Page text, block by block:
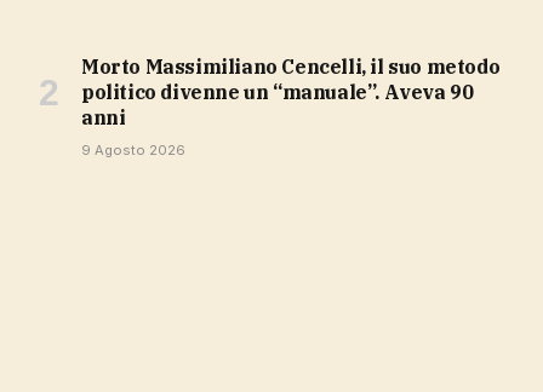
Morto Massimiliano Cencelli, il suo metodo
politico divenne un “manuale”. Aveva 90
anni
9 Agosto 2026